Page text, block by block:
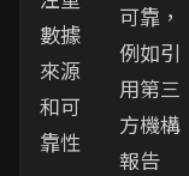
數據
來源
和可
靠性
可靠，
例如引
用第三
方機構
報告